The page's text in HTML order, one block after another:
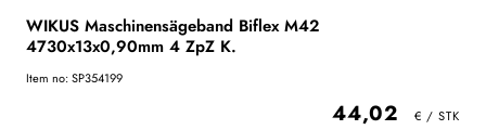
WIKUS Maschinensägeband Biflex M42
4730x13x0,90mm 4 ZpZ K.
Item no: SP354199
44,02